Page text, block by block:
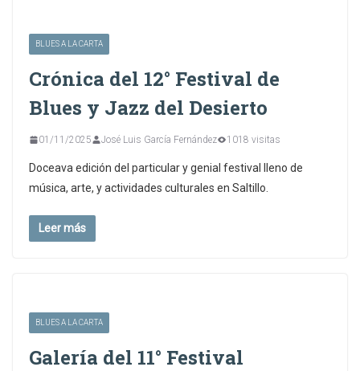
BLUES A LA CARTA
Crónica del 12° Festival de
Blues y Jazz del Desierto
01/11/2025 José Luis García Fernández 1018 visitas
Doceava edición del particular y genial festival lleno de
música, arte, y actividades culturales en Saltillo.
Leer más
BLUES A LA CARTA
Galería del 11° Festival